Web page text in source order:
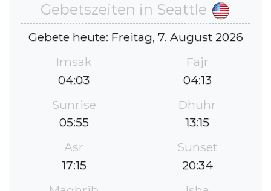
Gebetszeiten in Seattle
Gebete heute: Freitag, 7. August 2026
Imsak
04:03
Fajr
04:13
Sunrise
05:55
Dhuhr
13:15
Asr
17:15
Sunset
20:34